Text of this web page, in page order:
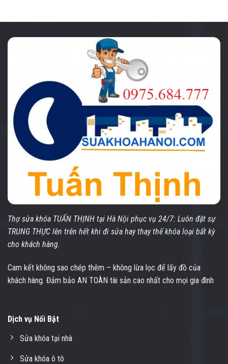
Thợ sửa khóa TUẤN THỊNH tại Hà Nội phục vụ 24/7: Luôn đặt sự
TRUNG THỰC lên trên hết khi đi sửa hay thay thế khóa loại bất kỳ
cho khách hàng.
Cam kết không sao chép thêm – không lừa lọc để lấy đồ của
khách hàng. Đảm bảo AN TOÀN tài sản cao nhất cho mọi gia đình
Dịch vụ Nổi Bật
Sửa khóa tại nhà
Sửa khóa ô tô